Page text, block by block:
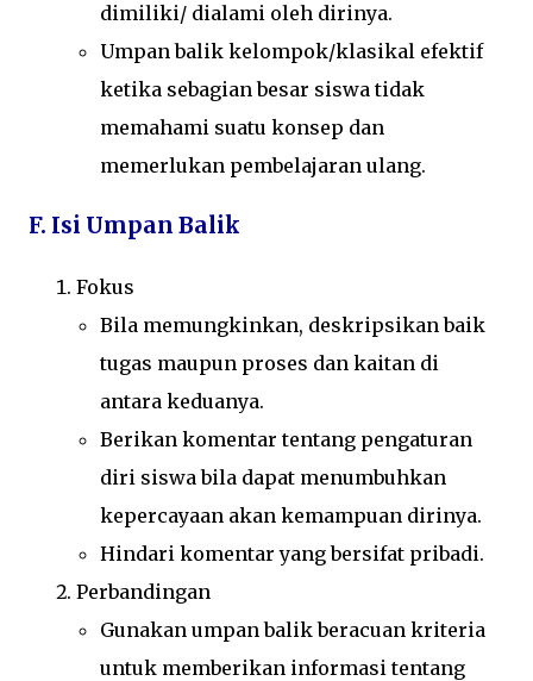
dimiliki/ dialami oleh dirinya.
Umpan balik kelompok/klasikal efektif
ketika sebagian besar siswa tidak
memahami suatu konsep dan
memerlukan pembelajaran ulang.
F. Isi Umpan Balik
Fokus
Bila memungkinkan, deskripsikan baik
tugas maupun proses dan kaitan di
antara keduanya.
Berikan komentar tentang pengaturan
diri siswa bila dapat menumbuhkan
kepercayaan akan kemampuan dirinya.
Hindari komentar yang bersifat pribadi.
Perbandingan
Gunakan umpan balik beracuan kriteria
untuk memberikan informasi tentang